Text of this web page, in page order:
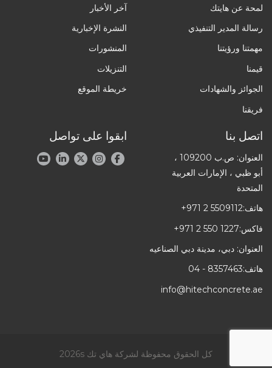
لمحة عن هايتك
رسالة المدير التنفيذي
مهمتنا ورؤيتنا
قيمنا
الجوائز والشهادات
فريقنا
آخر الأخبار
النشرة الإخبارية
المنشورات
التنزيلات
خريطة الموقع
اتصل بنا
العنوان: ص.ب 109200 ،
أبو ظبي ، الإمارات العربية
المتحدة
هاتف:+971 2 5509112
فاكس:+971 2 550 1227
العنوان: دبي، مدينة دبي الصناعيه
هاتف:04 - 8357463
info@hitechconcrete.ae
ابقوا على تواصل
كل الحقوق محفوظة لشركة هاي تك 2026s